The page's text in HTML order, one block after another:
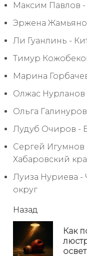
Максим Павлов -
Эржена
Ли Гуанлинь -
Тимур
Марина
Олжас Нурланов
Ольга
Лудуб Очиров -
Сергей
Хабаровский
Луиза Нуриева -
округ
читать
еще
Назад
Как